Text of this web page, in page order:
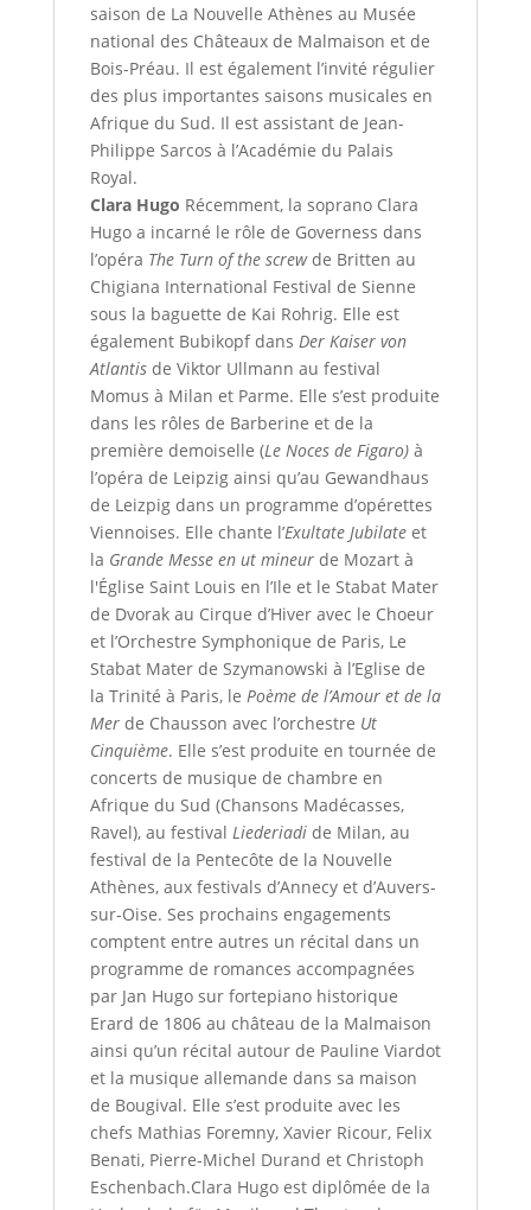
saison de La Nouvelle Athènes au Musée
national des Châteaux de Malmaison et de
Bois-Préau. Il est également l’invité régulier
des plus importantes saisons musicales en
Afrique du Sud. Il est assistant de Jean-
Philippe Sarcos à l’Académie du Palais
Royal.
Clara Hugo Récemment, la soprano Clara
Hugo a incarné le rôle de Governess dans
l’opéra The Turn of the screwde Britten au
Chigiana International Festival de Sienne
sous la baguette de Kai Rohrig. Elle est
également Bubikopf dans Der Kaiser von
Atlantis de Viktor Ullmann au festival
Momus à Milan et Parme. Elle s’est produite
dans les rôles de Barberine et de la
première demoiselle (Le Noces de Figaro) à
l’opéra de Leipzig ainsi qu’au Gewandhaus
de Leizpig dans un programme d’opérettes
Viennoises. Elle chante l’Exultate Jubilate et
la Grande Messe en ut mineur de Mozart à
l'Église Saint Louis en l’Ile et le Stabat Mater
de Dvorak au Cirque d’Hiver avec le Choeur
et l’Orchestre Symphonique de Paris, Le
Stabat Mater de Szymanowski à l’Eglise de
la Trinité à Paris, le Poème de l’Amour et de la
Mer de Chausson avec l’orchestre Ut
Cinquième. Elle s’est produite en tournée de
concerts de musique de chambre en
Afrique du Sud (Chansons Madécasses,
Ravel), au festival Liederiadi de Milan, au
festival de la Pentecôte de la Nouvelle
Athènes, aux festivals d’Annecy et d’Auvers-
sur-Oise. Ses prochains engagements
comptent entre autres un récital dans un
programme de romances accompagnées
par Jan Hugo sur fortepiano historique
Erard de 1806 au château de la Malmaison
ainsi qu’un récital autour de Pauline Viardot
et la musique allemande dans sa maison
de Bougival. Elle s’est produite avec les
chefs Mathias Foremny, Xavier Ricour, Felix
Benati, Pierre-Michel Durand et Christoph
Eschenbach.Clara Hugo est diplômée de la